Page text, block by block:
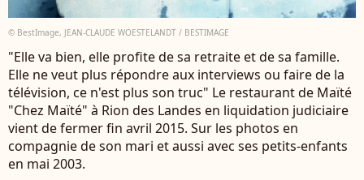
© BestImage, JEAN-CLAUDE WOESTELANDT / BESTIMAGE
"Elle va bien, elle profite de sa retraite et de sa famille.
Elle ne veut plus répondre aux interviews ou faire de la
télévision, ce n'est plus son truc" Le restaurant de Maïté
"Chez Maïté" à Rion des Landes en liquidation judiciaire
vient de fermer fin avril 2015. Sur les photos en
compagnie de son mari et aussi avec ses petits-enfants
en mai 2003.